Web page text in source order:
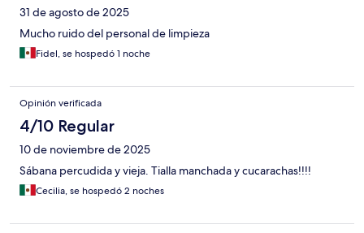
31 de agosto de 2025
Mucho ruido del personal de limpieza
Fidel, se hospedó 1 noche
Opinión verificada
4/10 Regular
10 de noviembre de 2025
Sábana percudida y vieja. Tialla manchada y cucarachas!!!!
Cecilia, se hospedó 2 noches